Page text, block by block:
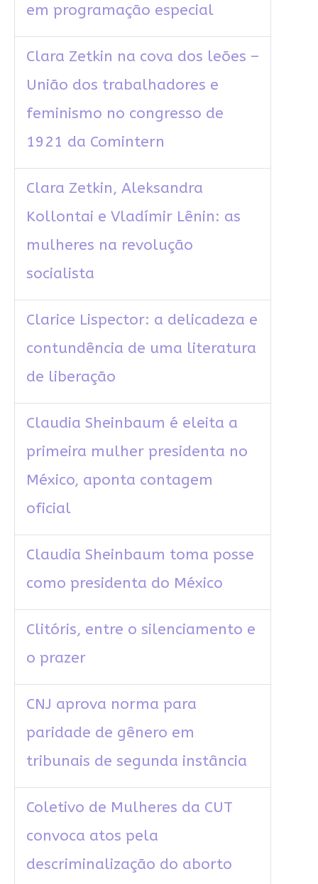
em programação especial
Clara Zetkin na cova dos leões –
União dos trabalhadores e
feminismo no congresso de
1921 da Comintern
Clara Zetkin, Aleksandra
Kollontai e Vladímir Lênin: as
mulheres na revolução
socialista
Clarice Lispector: a delicadeza e
contundência de uma literatura
de liberação
Claudia Sheinbaum é eleita a
primeira mulher presidenta no
México, aponta contagem
oficial
Claudia Sheinbaum toma posse
como presidenta do México
Clitóris, entre o silenciamento e
o prazer
CNJ aprova norma para
paridade de gênero em
tribunais de segunda instância
Coletivo de Mulheres da CUT
convoca atos pela
descriminalização do aborto